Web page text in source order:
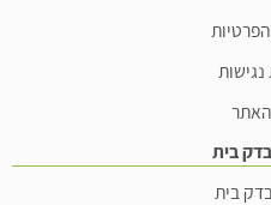
בית
בית